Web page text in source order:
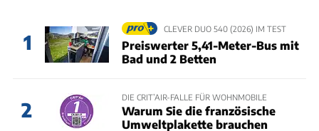
1
CLEVER DUO 540 (2026) IM TEST
Preiswerter 5,41-Meter-Bus mit
Bad und 2 Betten
2
DIE CRIT’AIR-FALLE FÜR WOHNMOBILE
Warum Sie die französische
Umweltplakette brauchen